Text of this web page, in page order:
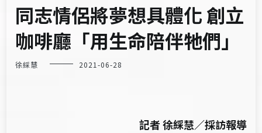
同志情侶將夢想具體化 創立
咖啡廳「用生命陪伴牠們」
徐綵慧 2021-06-28
記者徐綵慧／採訪報導